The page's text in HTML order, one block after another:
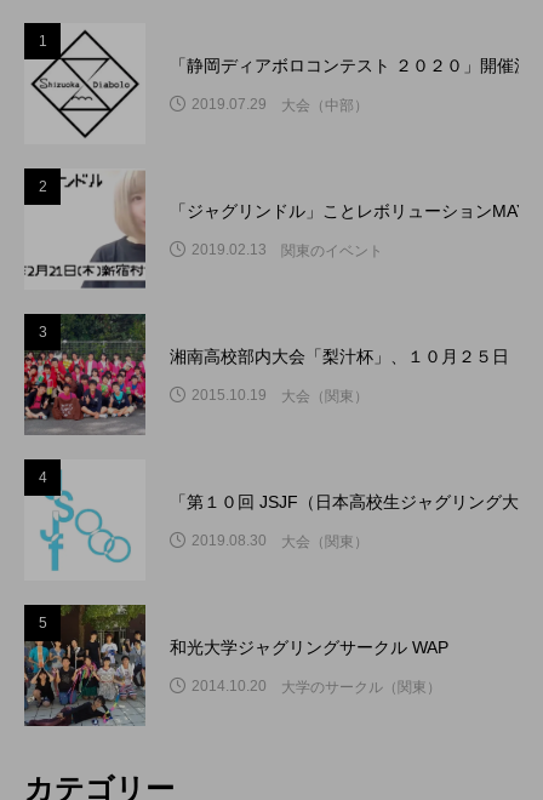
1
「静岡ディアボロコンテスト ２０２０」開催
2019.07.29 大会（中部）
2
「ジャグリンドル」ことレボリューション
2019.02.13 関東のイベント
3
湘南高校部内大会「梨汁杯」、１０月２５日（
2015.10.19 大会（関東）
4
「第１０回 JSJF（日本高校生ジャグリング大
2019.08.30 大会（関東）
5
和光大学ジャグリングサークル WAP
2014.10.20 大学のサークル（関東）
カテゴリー